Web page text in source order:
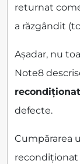
returnat
a răzgândit
Așadar, nu
Note8
defecte.
Cumpărarea
recondiționat